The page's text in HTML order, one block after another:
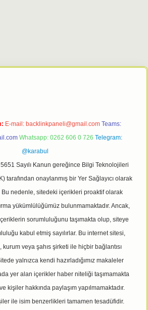
E-mail: backlinkpaneli@gmail.com Teams:
Whatsapp: 0262 606 0 726 Telegram:
@karabul
Sayılı Kanun gereğince Bilgi Teknolojileri
tarafından onaylanmış bir Yer Sağlayıcı olarak
Bu nedenle, sitedeki içerikleri proaktif olarak
yükümlülüğümüz bulunmamaktadır. Ancak,
sorumluluğunu taşımakta olup, siteye
kabul etmiş sayılırlar. Bu internet sitesi,
veya şahıs şirketi ile hiçbir bağlantısı
yalnızca kendi hazırladığımız makaleler
yer alan içerikler haber niteliği taşımamakta
kişiler hakkında paylaşım yapılmamaktadır.
ile isim benzerlikleri tamamen tesadüfidir.